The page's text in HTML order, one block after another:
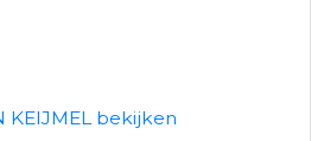
KEIJMEL bekijken